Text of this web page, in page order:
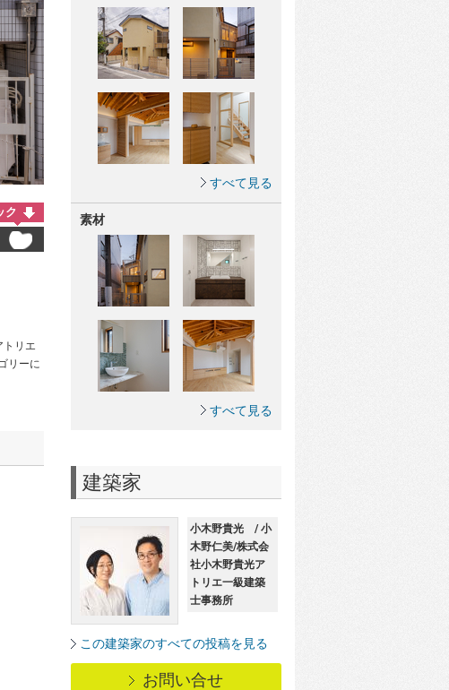
ク
リエ
リーに
すべて見る
素材
すべて見る
建築家
小木野貴光 / 小
木野仁美/株式会
社小木野貴光ア
トリエ一級建築
士事務所
この建築家のすべての投稿を見る
お問い合せ